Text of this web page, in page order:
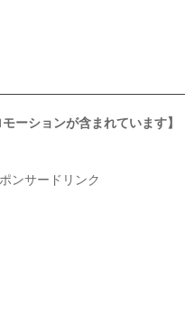
ーションが含まれています】
ンサードリンク